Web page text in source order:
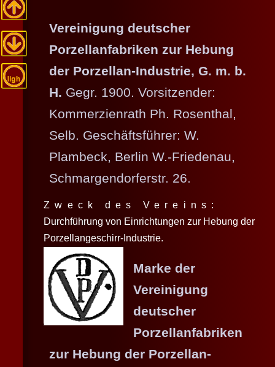
Vereinigung deutscher
Porzellanfabriken zur Hebung
der Porzellan-Industrie, G. m. b.
H. Gegr. 1900. Vorsitzender:
Kommerzienrath Ph. Rosenthal,
Selb. Geschäftsführer: W.
Plambeck, Berlin W.-Friedenau,
Schmargendorferstr. 26.
Zweck des Vereins:
Durchführung von Einrichtungen zur Hebung der
Porzellangeschirr-Industrie.
Marke der
Vereinigung
deutscher
Porzellanfabriken
zur Hebung der Porzellan-